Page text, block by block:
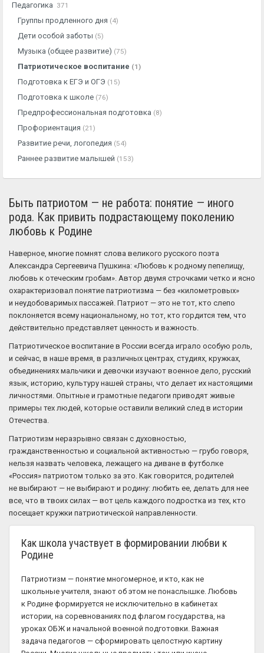
Педагогика 371
Группы продленного дня (4)
Дети особой заботы (5)
Музыка (общее развитие) (75)
Патриотическое воспитание (1)
Подготовка к ЕГЭ и ОГЭ (15)
Подготовка к школе (76)
Предпрофессиональная подготовка (8)
Профориентация (21)
Развитие речи, логопедия (54)
Раннее развитие малышей (153)
Быть патриотом — не работа: понятие — иного
рода. Как привить подрастающему поколению
любовь к Родине
Наверное, многие помнят слова великого русского поэта
Александра Сергеевича Пушкина: «Любовь к родному пепелищу,
любовь к отеческим гробам». Автор двумя строчками четко и ясно
охарактеризовал понятие патриотизма — без «километровых»
и неудобоваримых пассажей. Патриот — это не тот, кто слепо
поклоняется всему национальному, но тот, кто гордится тем, что
действительно представляет ценность и важность.
Патриотическое воспитание в России всегда играло особую роль,
и сейчас, в наше время, в различных центрах, студиях, кружках,
объединениях мальчики и девочки изучают военное дело, русский
язык, историю, культуру нашей страны, что делает их настоящими
личностями. Опытные и грамотные педагоги приводят живые
примеры тех людей, которые оставили великий след в истории
Отечества.
Патриотизм неразрывно связан с духовностью,
гражданственностью и социальной активностью — грубо говоря,
нельзя назвать человека, лежащего на диване в футболке
«Россия» патриотом только за это. Как говорится, родителей
не выбирают — не выбирают и родину: любить ее, делать для нее
все, что в твоих силах — вот цель каждого подростка из тех, кто
посещает кружки патриотической направленности.
Как школа участвует в формировании любви к
Родине
Патриотизм — понятие многомерное, и кто, как не
школьные учителя, знают об этом не понаслышке. Любовь
к Родине формируется не исключительно в кабинетах
истории, на соревнованиях под флагом государства, на
уроках ОБЖ и начальной военной подготовки. Важная
задача педагогов — сформировать целостную картину